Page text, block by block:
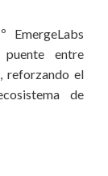
entre
reforzando el
de